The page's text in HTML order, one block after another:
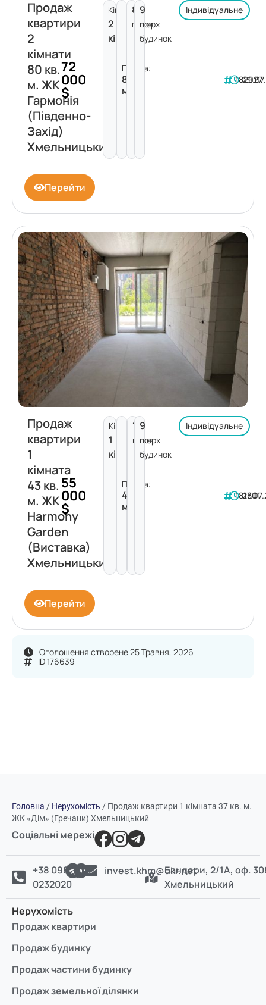
Оголошення створене 25 Травня, 2026
ID 176639
Продаж
квартири
2
кімнати
80 кв.
м. ЖК
Гармонія
(Південно-
Захід)
Хмельницький
72
000
$
Кімнат:
2
кімнати
Площа:
80
м²
8
поверх
9
пов.
будинок
Індивідуальне
182027
Перейти
Продаж
квартири
1
кімната
43 кв.
м. ЖК
Harmony
Garden
(Виставка)
Хмельницький
55
000
$
Кімнат:
1
кімната
Площа:
43
м²
1
поверх
9
пов.
будинок
Індивідуальне
181801
Перейти
Головна / Нерухомість / Продаж квартири 1 кімната 37 кв. м.
ЖК «Дім» (Гречани) Хмельницький
Соціальні мережі
+38 098
0232020
invest.khm@ukr.netБандери, 2/1А, оф.
Хмельницький
Нерухомість
Продаж квартири
Продаж будинку
Продаж частини будинку
Продаж земельної ділянки